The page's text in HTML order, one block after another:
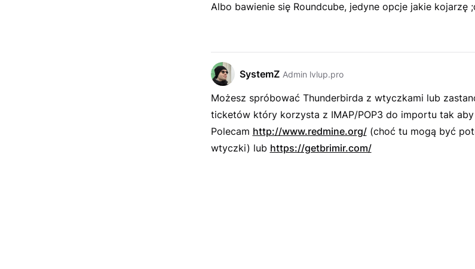
Albo bawienie się Roundcube, jedyne opcje jakie kojarzę
SystemZ Admin lvlup.pro
Możesz spróbować Thunderbirda z wtyczkami lub
ticketów który korzysta z IMAP/POP3 do importu tak
Polecam http://www.redmine.org/(choć tu mogą być
wtyczki) lub https://getbrimir.com/